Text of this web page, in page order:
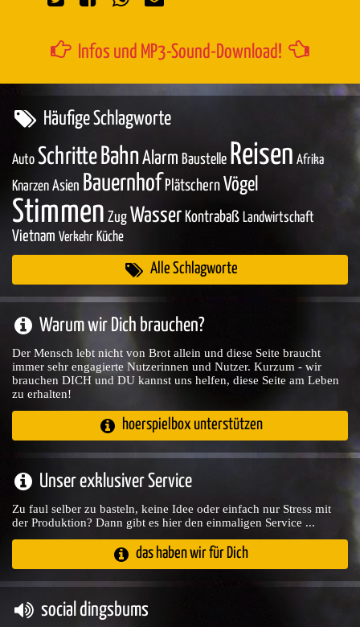
Infos und MP3-Sound-Download!
Häufige Schlagworte
Auto Schritte Bahn Alarm Baustelle Reisen Afrika
Knarzen Asien Bauernhof Plätschern Vögel
Stimmen Zug Wasser Kontrabaß Landwirtschaft
Vietnam Verkehr Küche
Alle Schlagworte
Warum wir Dich brauchen?
Der Mensch lebt nicht von Brot allein und diese Seite braucht
immer sehr engagierte Nutzerinnen und Nutzer. Kurzum - wir
brauchen DICH und DU kannst uns helfen, diese Seite am Leben
zu erhalten!
hoerspielbox unterstützen
Unser exklusiver Service
Zu faul selber zu basteln, keine Idee oder einfach nur Stress mit
der Produktion? Dann gibt es hier den einmaligen Service ...
das haben wir für Dich
social dingsbums